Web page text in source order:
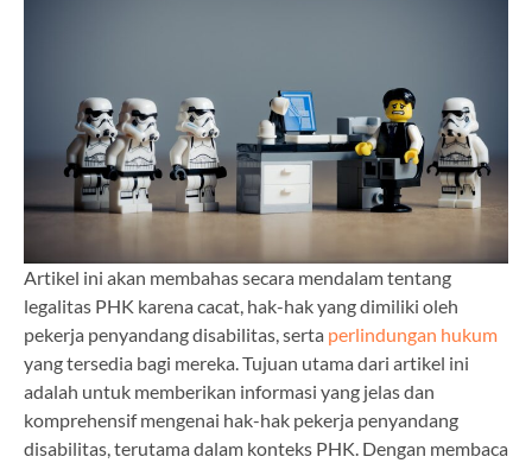
Artikel ini akan membahas secara mendalam tentang
legalitas PHK karena cacat, hak-hak yang dimiliki oleh
pekerja penyandang disabilitas, serta perlindungan hukum
yang tersedia bagi mereka. Tujuan utama dari artikel ini
adalah untuk memberikan informasi yang jelas dan
komprehensif mengenai hak-hak pekerja penyandang
disabilitas, terutama dalam konteks PHK. Dengan membaca